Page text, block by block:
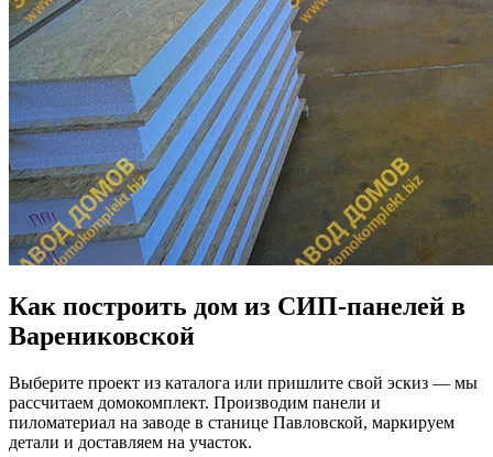
Как построить дом из СИП-панелей в
Варениковской
Выберите проект из каталога или пришлите свой эскиз — мы
рассчитаем домокомплект. Производим панели и
пиломатериал на заводе в станице Павловской, маркируем
детали и доставляем на участок.